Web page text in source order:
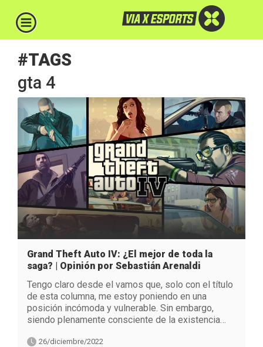
#TAGS
gta 4
Grand Theft Auto IV: ¿El mejor de toda la
saga? | Opinión por Sebastián Arenaldi
Tengo claro desde el vamos que, solo con el título
de esta columna, me estoy poniendo en una
posición incómoda y vulnerable. Sin embargo,
siendo plenamente consciente de la existencia…
26/diciembre/2022